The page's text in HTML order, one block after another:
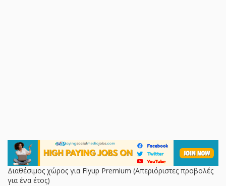
Διαθέσιμος χώρος για Flyup Premium (Απεριόριστες προβολές
για ένα έτος)